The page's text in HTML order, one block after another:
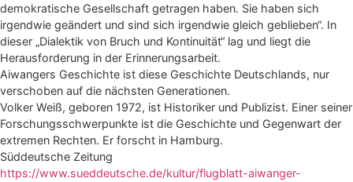
demokratische Gesellschaft getragen haben. Sie haben sich
irgendwie geändert und sind sich irgendwie gleich geblieben“. In
dieser „Dialektik von Bruch und Kontinuität“ lag und liegt die
Herausforderung in der Erinnerungsarbeit.
Aiwangers Geschichte ist diese Geschichte Deutschlands, nur
verschoben auf die nächsten Generationen.
Volker Weiß, geboren 1972, ist Historiker und Publizist. Einer seiner
Forschungsschwerpunkte ist die Geschichte und Gegenwart der
extremen Rechten. Er forscht in Hamburg.
Süddeutsche Zeitung
https://www.sueddeutsche.de/kultur/flugblatt-aiwanger-